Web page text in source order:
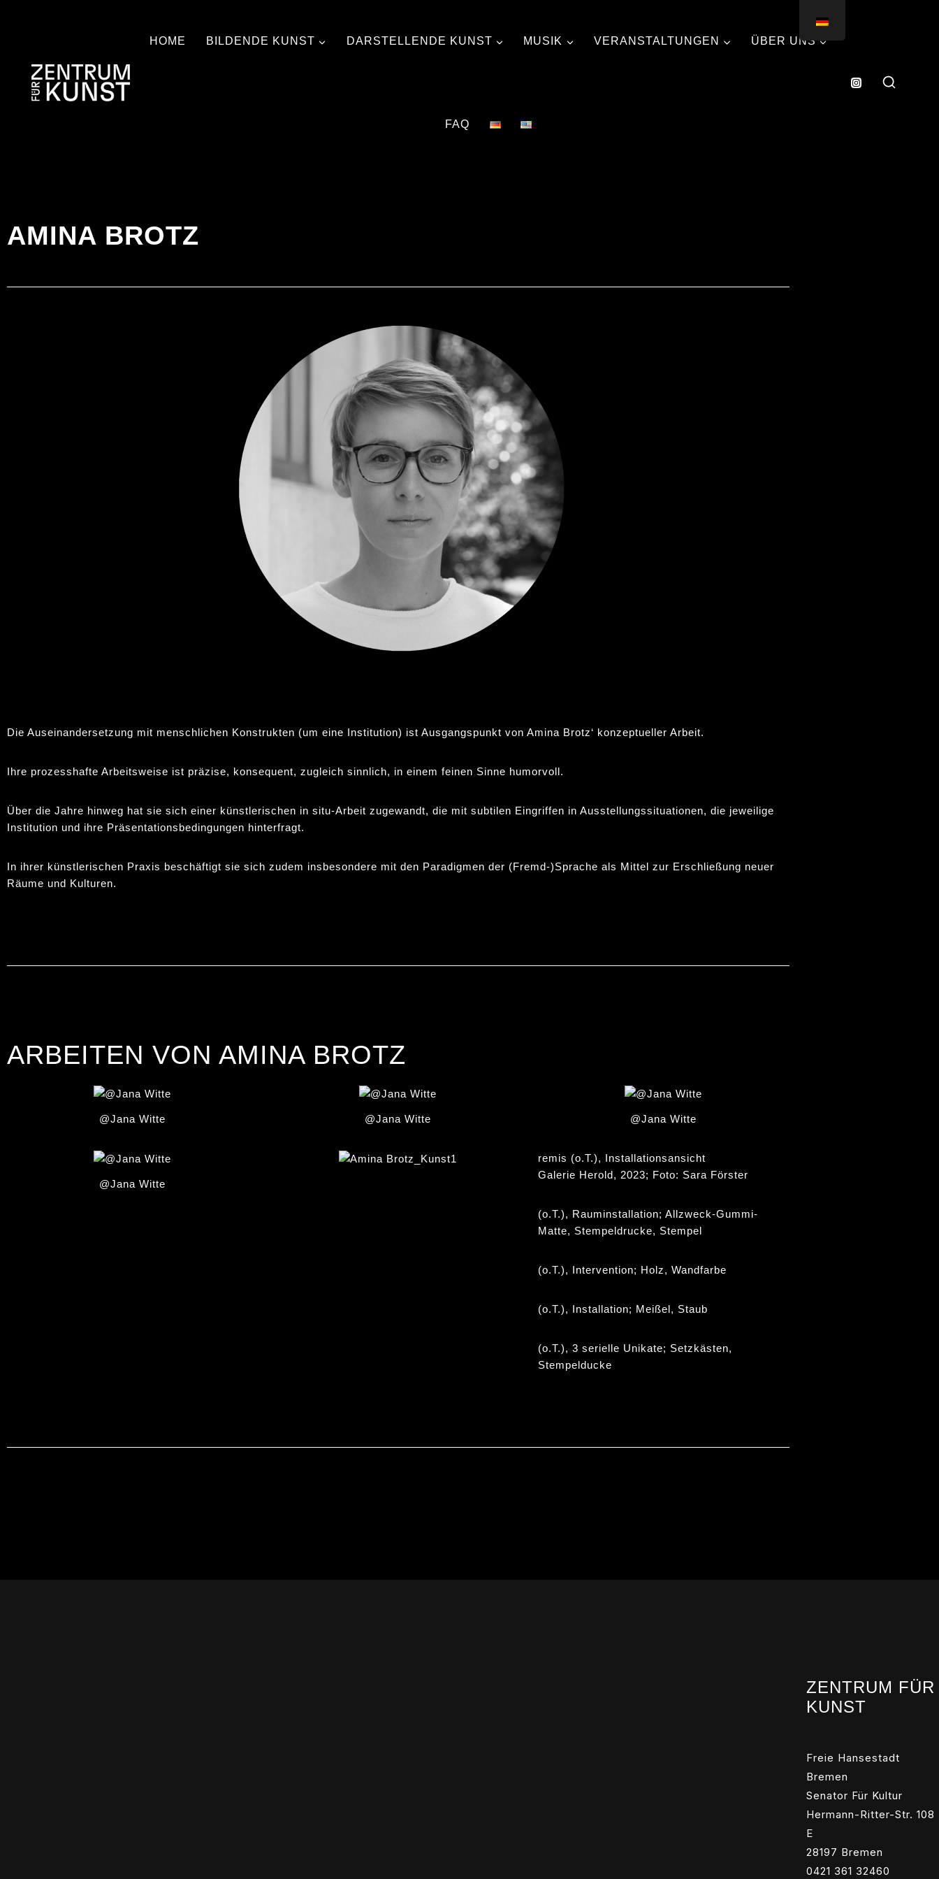
HOME BILDENDE KUNST DARSTELLENDE KUNST MUSIK VERANSTALTUNGEN ÜBER UNS
FAQ
AMINA BROTZ
Die Auseinandersetzung mit menschlichen Konstrukten (um eine Institution) ist Ausgangspunkt von Amina Brotz‘ konzeptueller Arbeit.
Ihre prozesshafte Arbeitsweise ist präzise, konsequent, zugleich sinnlich, in einem feinen Sinne humorvoll.
Über die Jahre hinweg hat sie sich einer künstlerischen in situ-Arbeit zugewandt, die mit subtilen Eingriffen in Ausstellungssituationen, die jeweilige
Institution und ihre Präsentationsbedingungen hinterfragt.
In ihrer künstlerischen Praxis beschäftigt sie sich zudem insbesondere mit den Paradigmen der (Fremd-)Sprache als Mittel zur Erschließung neuer
Räume und Kulturen.
ARBEITEN VON AMINA BROTZ
@Jana Witte @Jana Witte @Jana Witte
@Jana Witte
remis (o.T.), Installationsansicht
Galerie Herold, 2023; Foto: Sara Förster
(o.T.), Rauminstallation; Allzweck-Gummi-
Matte, Stempeldrucke, Stempel
(o.T.), Intervention; Holz, Wandfarbe
(o.T.), Installation; Meißel, Staub
(o.T.), 3 serielle Unikate; Setzkästen,
Stempelducke
ZENTRUM FÜR
KUNST
Freie Hansestadt
Bremen
Senator Für Kultur
Hermann-Ritter-Str. 108
E
28197 Bremen
0421 361 32460